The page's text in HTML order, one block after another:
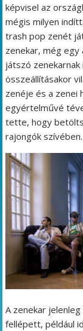
képvisel az
mégis milyen
trash pop zenét
zenekar, még
játszó
összeállításakor
zenéje és a zenei
egyértelművé
tette, hogy
rajongók szívében.
A zenekar
fellépett, például